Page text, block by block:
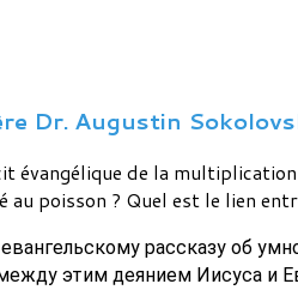
Dr. Augustin
évangélique de la
poisson ? Quel est le lien
рассказу об
этим деянием Иисуса и